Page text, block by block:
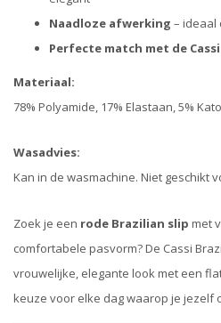
Naadloze afwerking – ideaal
Perfecte match met de
Materiaal:
78% Polyamide, 17% Elastaan, 5%
Wasadvies:
Kan in de wasmachine. Niet geschikt
Zoek je een rode Brazilian slip met
comfortabele pasvorm? De Cassi
vrouwelijke, elegante look met een
keuze voor elke dag waarop je jezelf